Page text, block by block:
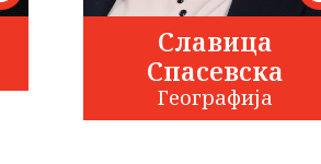
Славица
Спасевска
Географија